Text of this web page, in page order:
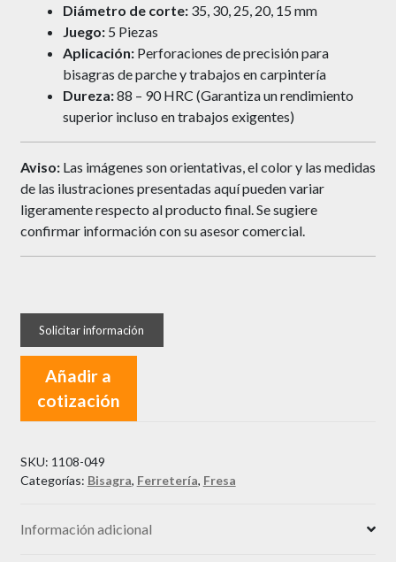
Diámetro de corte:35, 30, 25, 20, 15 mm
Juego:5 Piezas
Aplicación:Perforaciones de precisión para
bisagras de parche y trabajos en carpintería
Dureza:88 – 90 HRC (Garantiza un rendimiento
superior incluso en trabajos exigentes)
Aviso: Las imágenes son orientativas, el color y las medidas
de las ilustraciones presentadas aquí pueden variar
ligeramente respecto al producto final. Se sugiere
confirmar información con su asesor comercial.
Añadir a
cotización
SKU: 1108-049
Categorías: Bisagra, Ferretería, Fresa
Información adicional